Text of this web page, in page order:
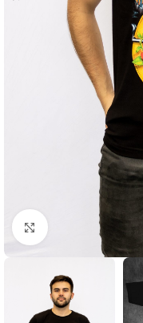
Click to enlarge